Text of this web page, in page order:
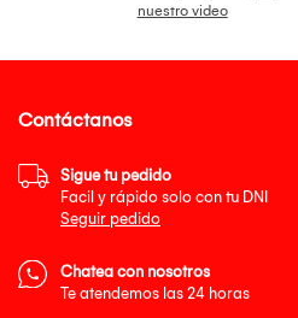
nuestro video
Contáctanos
Sigue tu pedido
Facil y rápido solo con tu DNI
Seguir pedido
Chatea con nosotros
Te atendemos las 24 horas